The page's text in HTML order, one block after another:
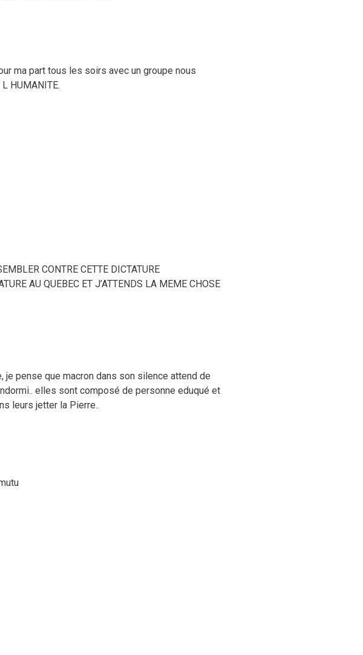
ma part tous les soirs avec un groupe nous
HUMANITE.
CONTRE CETTE DICTATURE
AU QUEBEC ET J’ATTENDS LA MEME CHOSE
pense que macron dans son silence attend de
elles sont composé de personne eduqué et
leurs jetter la Pierre..